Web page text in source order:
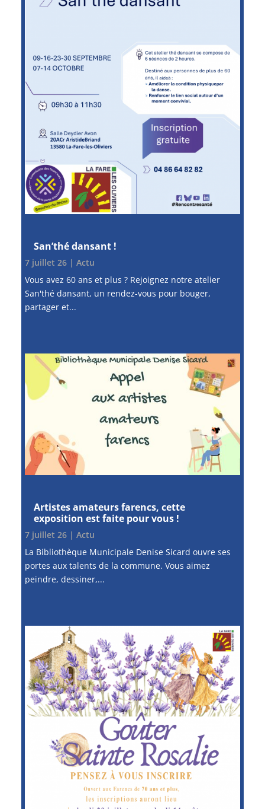
San’thé dansant !
7 juillet 26| Actu
Vous avez 60 ans et plus ? Rejoignez notre atelier
San'thé dansant, un rendez-vous pour bouger,
partager et...
Artistes amateurs farencs, cette
exposition est faite pour vous !
7 juillet 26| Actu
La Bibliothèque Municipale Denise Sicard ouvre ses
portes aux talents de la commune. Vous aimez
peindre, dessiner,...